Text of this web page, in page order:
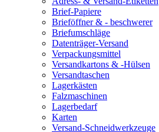
Brief-Papiere
Brieföffner & - beschwerer
Briefumschläge
Datenträger-Versand
Verpackungsmittel
Versandkartons & -Hülsen
Versandtaschen
Lagerkästen
Falzmaschinen
Lagerbedarf
Karten
Versand-Schneidwerkzeuge